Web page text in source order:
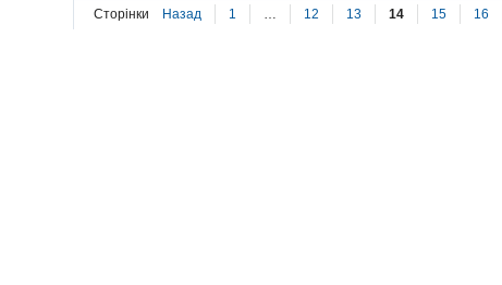
Сторінки Назад 1 … 12 13 14 15 16